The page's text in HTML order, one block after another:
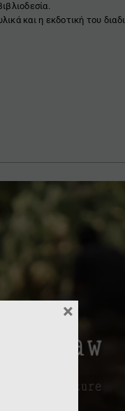
και η εκδοτική του
×